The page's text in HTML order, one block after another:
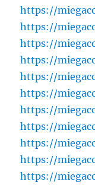
https://
https://
https://
https://
https://
https://
https://
https://
https://
https://
https://